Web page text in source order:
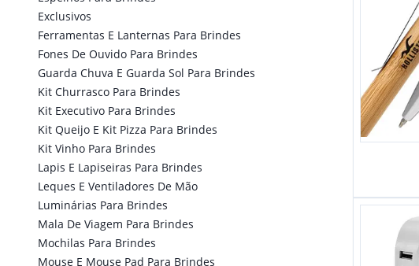
Exclusivos
Ferramentas E Lanternas Para Brindes
Fones De Ouvido Para Brindes
Guarda Chuva E Guarda Sol Para Brindes
Kit Churrasco Para Brindes
Kit Executivo Para Brindes
Kit Queijo E Kit Pizza Para Brindes
Kit Vinho Para Brindes
Lapis E Lapiseiras Para Brindes
Leques E Ventiladores De Mão
Luminárias Para Brindes
Mala De Viagem Para Brindes
Mochilas Para Brindes
Mouse E Mouse Pad Para Brindes